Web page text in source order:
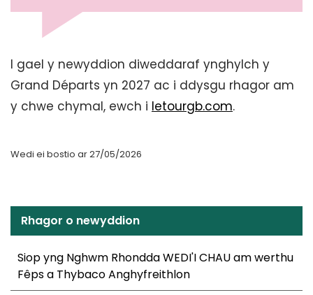
I gael y newyddion diweddaraf ynghylch y
Grand Départs yn 2027 ac i ddysgu rhagor am
y chwe chymal, ewch i letourgb.com.
Wedi ei bostio ar 27/05/2026
Rhagor o newyddion
Siop yng Nghwm Rhondda WEDI'I CHAU am werthu
Fêps a Thybaco Anghyfreithlon